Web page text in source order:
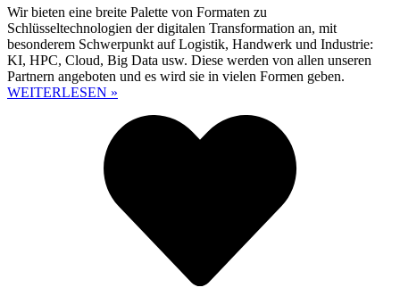
Wir bieten eine breite Palette von Formaten zu
Schlüsseltechnologien der digitalen Transformation an, mit
besonderem Schwerpunkt auf Logistik, Handwerk und Industrie:
KI, HPC, Cloud, Big Data usw. Diese werden von allen unseren
Partnern angeboten und es wird sie in vielen Formen geben.
WEITERLESEN »